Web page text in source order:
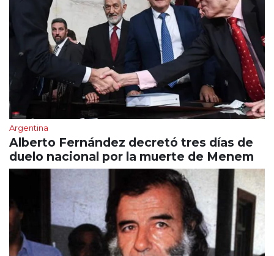
Argentina
Alberto Fernández decretó tres días de
duelo nacional por la muerte de Menem